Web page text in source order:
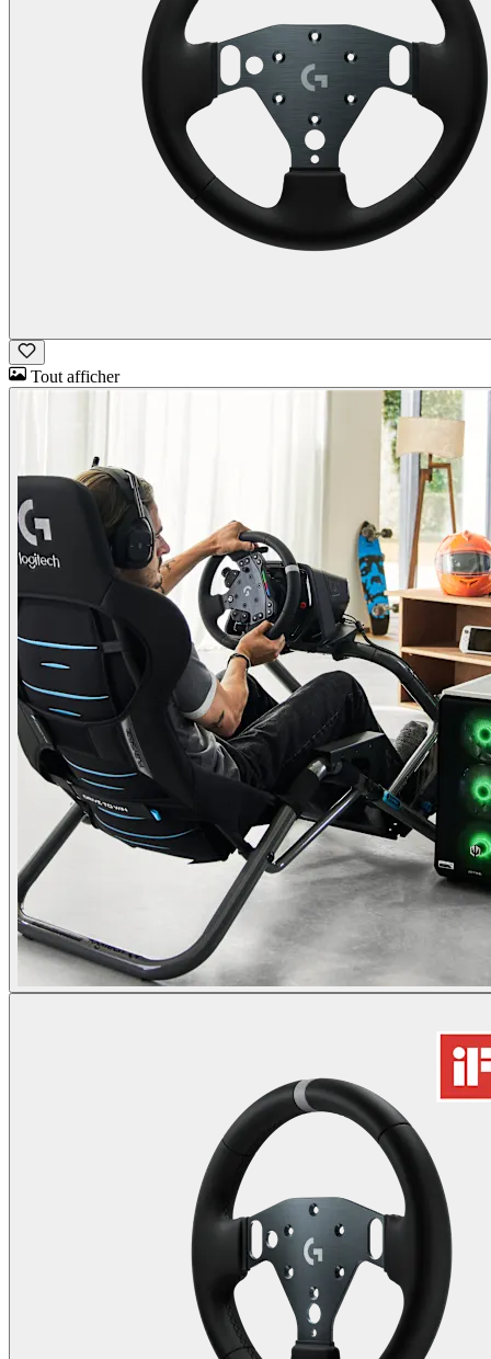
Tout afficher